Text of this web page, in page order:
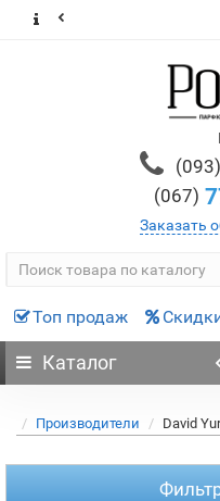
(093)
(067)
Заказать
Топ продаж
Каталог
Производители David